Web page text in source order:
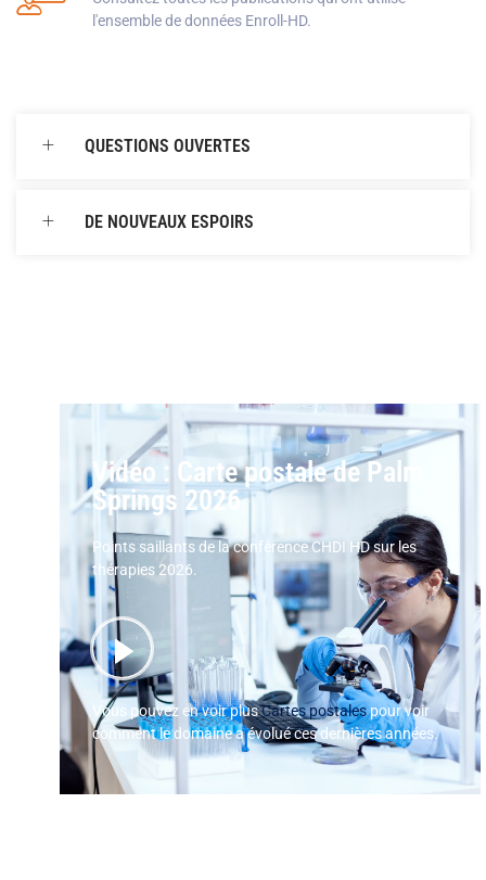
l'ensemble de données Enroll-HD.
QUESTIONS OUVERTES
DE NOUVEAUX ESPOIRS
Vidéo : Carte postale de Palm
Springs 2026
Points saillants de la conférence CHDI HD sur les
thérapies 2026.
Vous pouvez en voir plusCartes postalespour voir
comment le domaine a évolué ces dernières années.